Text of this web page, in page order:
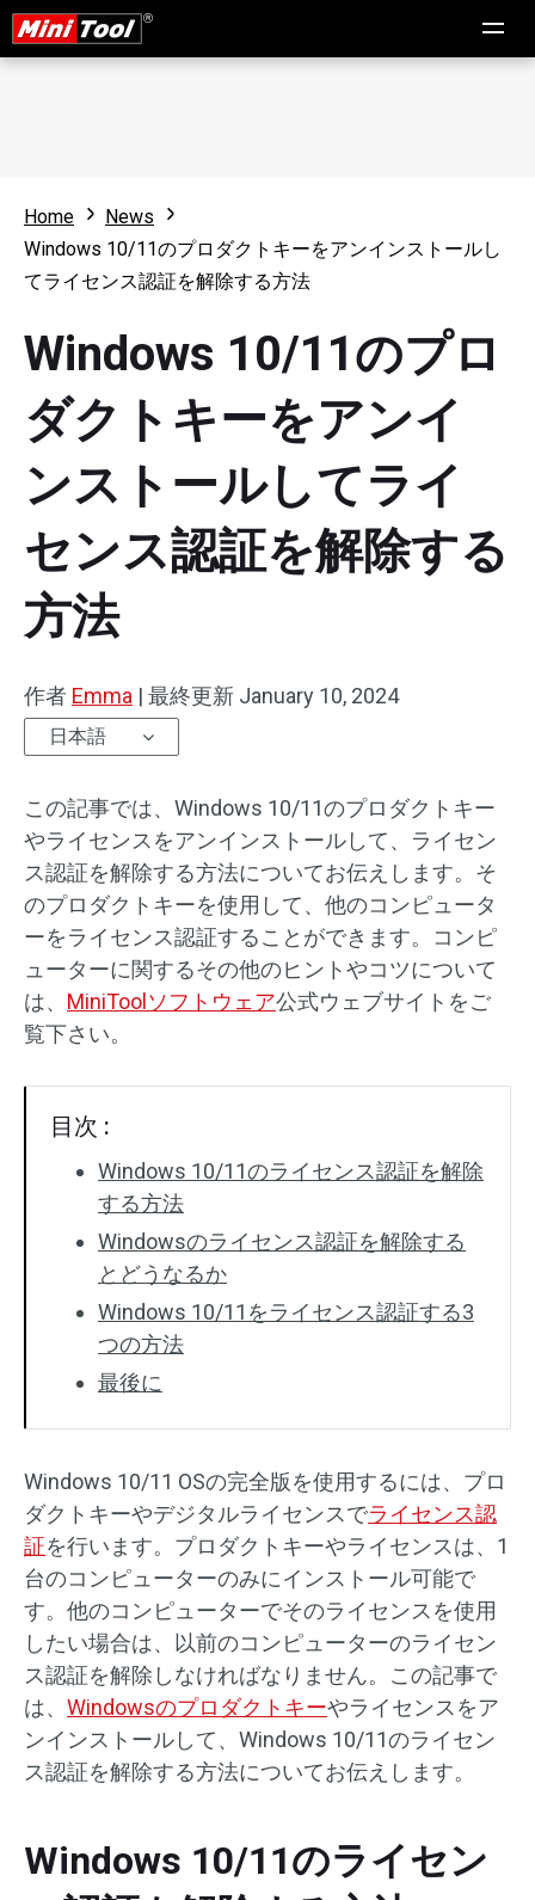
Home
News
Windows 10/11のプロダクトキーをアンインストールし
てライセンス認証を解除する方法
Windows 10/11のプロ
ダクトキーをアンイ
ンストールしてライ
センス認証を解除する
方法
作者 Emma | 最終更新 January 10, 2024
日本語
この記事では、Windows 10/11のプロダクトキー
やライセンスをアンインストールして、ライセン
ス認証を解除する方法についてお伝えします。そ
のプロダクトキーを使用して、他のコンピュータ
ーをライセンス認証することができます。コンピ
ューターに関するその他のヒントやコツについて
は、 MiniToolソフトウェア公式ウェブサイトをご
覧下さい。
目次 :
Windows 10/11のライセンス認証を解除
する方法
Windowsのライセンス認証を解除する
とどうなるか
Windows 10/11をライセンス認証する3
つの方法
最後に
Windows 10/11 OSの完全版を使用するには、プロ
ダクトキーやデジタルライセンスでライセンス認
証を行います。プロダクトキーやライセンスは、1
台のコンピューターのみにインストール可能で
す。他のコンピューターでそのライセンスを使用
したい場合は、以前のコンピューターのライセン
ス認証を解除しなければなりません。この記事で
は、 Windowsのプロダクトキーやライセンスをア
ンインストールして、Windows 10/11のライセン
ス認証を解除する方法についてお伝えします。
Windows 10/11のライセン